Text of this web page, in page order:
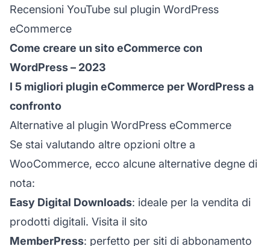
Recensioni YouTube sul plugin WordPress
eCommerce
Come creare un sito eCommerce con
WordPress – 2023
I 5 migliori plugin eCommerce per WordPress a
confronto
Alternative al plugin WordPress eCommerce
Se stai valutando altre opzioni oltre a
WooCommerce, ecco alcune alternative degne di
nota:
Easy Digital Downloads: ideale per la vendita di
prodotti digitali. Visita il sito
MemberPress: perfetto per siti di abbonamento